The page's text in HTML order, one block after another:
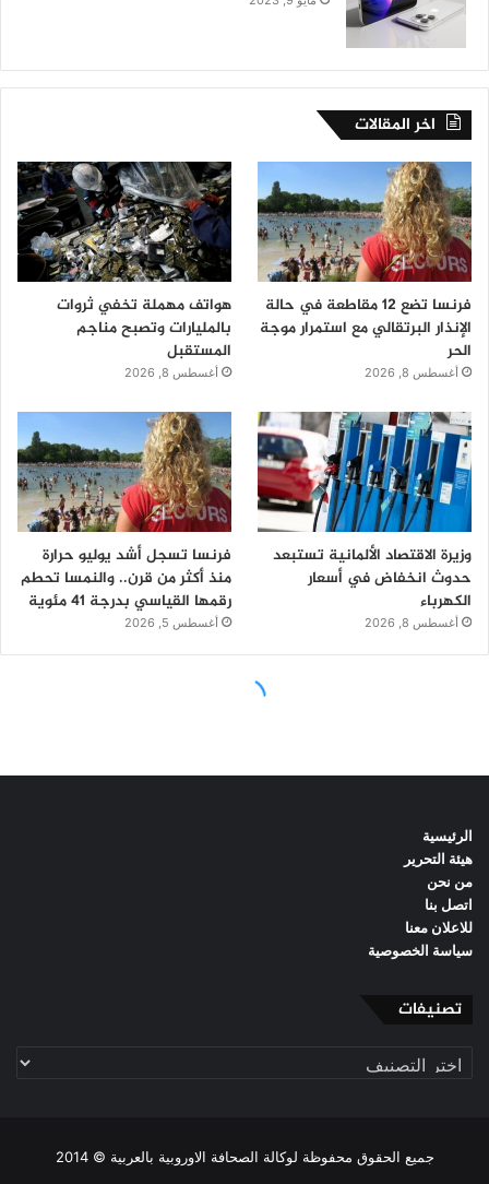
الرئيسية
هيئة التحرير
من نحن
اتصل بنا
للاعلان معنا
سياسة الخصوصية
تصنيفات
تصنيفات
جميع الحقوق محفوظة لوكالة الصحافة الاوروبية بالعربية © 2014